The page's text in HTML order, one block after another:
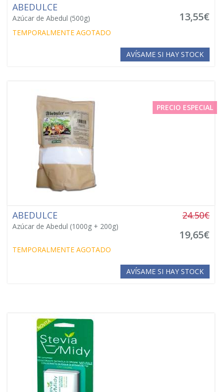
ABEDULCE
Azúcar de Abedul (500g) 13,55€
TEMPORALMENTE AGOTADO
AVÍSAME SI HAY STOCK
PRECIO ESPECIAL
ABEDULCE
Azúcar de Abedul (1000g + 200g)
24.50€
19,65€
TEMPORALMENTE AGOTADO
AVÍSAME SI HAY STOCK